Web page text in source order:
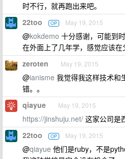
时不行，就再跑出来吧。
22too OP May 19, 2015
@kokdemo 十分感谢，可能到
在外面上了几年学，感觉应该
zeroten May 19, 2015
@ianisme 我觉得我这样技术和
错。。
qiayue May 19, 2015
https://jinshuju.net/ 这家公司是
22too OP May 19, 2015
@qiayue 他们是ruby，不是